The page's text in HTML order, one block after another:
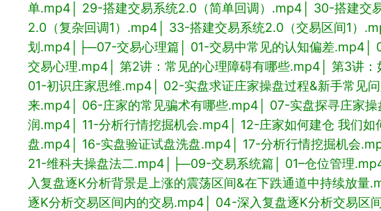
单.mp4 │ 29-搭建交易系统2.0（简单回调）.mp4 │ 30-搭建交
2.0（复杂回调1）.mp4 │ 33-搭建交易系统2.0（交易区间1）
划.mp4
├─07-交易心理篇 │ 01-交易中常见的认知偏差.mp4
交易心理.mp4 │ 第2讲：常见的心理障碍有哪些.mp4 │ 第3讲
01-初识庄家思维.mp4 │ 02-实盘求证庄家操盘过程&新手常见
来.mp4 │ 06-庄家的常见骗术有哪些.mp4 │ 07-实盘探寻庄家
润.mp4 │ 11-分析行情挖掘机会.mp4 │ 12-庄家如何建仓 我们
盘.mp4 │ 16-实盘验证试盘洗盘.mp4 │ 17-分析行情挖掘机会
21-维科夫操盘法二.mp4
├─09-交易系统篇 │ 01–仓位管理
入复盘逐K分析背景是上涨的震荡区间&在下跌通道中持续放量
逐K分析交易区间内的交易.mp4 │ 04-深入复盘逐K分析交易区